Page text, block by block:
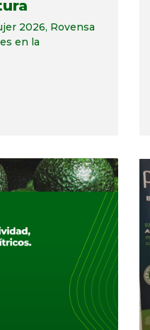
2026, Rovensa
en la